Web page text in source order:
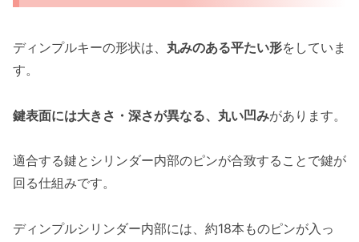
ディンプルキーの形状は、 丸みのある平たい形をしていま
す。
鍵表面には大きさ・深さが異なる、丸い凹みがあります。
適合する鍵とシリンダー内部のピンが合致することで鍵が
回る仕組みです。
ディンプルシリンダー内部には、約18本ものピンが入っ